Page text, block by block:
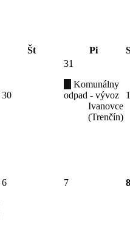
Št Pi
30
31
Komunálny
odpad - vývoz
Ivanovce
(Trenčín)
1
6 7 8